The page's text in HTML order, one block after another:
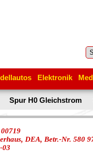
Elektronik
Spur H0 Gleichstrom
DEA, Betr.-Nr. 580
03